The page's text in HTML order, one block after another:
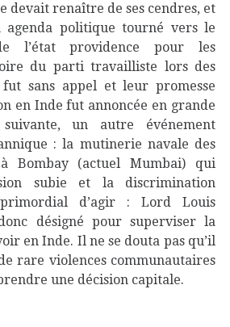
devait renaître de ses cendres, et
agenda politique tourné vers le
l’état providence pour les
du parti travailliste lors des
fut sans appel et leur promesse
en Inde fut annoncée en grande
suivante, un autre événement
: la mutinerie navale des
Bombay (actuel Mumbai) qui
subie et la discrimination
d’agir : Lord Louis
désigné pour superviser la
en Inde. Il ne se douta pas qu’il
rare violences communautaires
une décision capitale.